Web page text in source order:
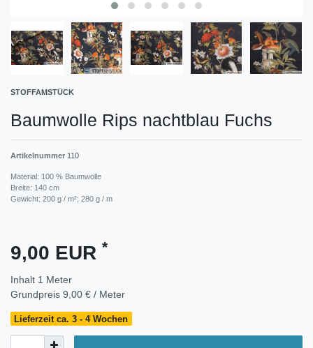
STOFFAMSTÜCK
Baumwolle Rips nachtblau Fuchs
Artikelnummer 110
Material: 100 % Baumwolle
Breite: 140 cm
Gewicht: 200 g / m²; 280 g / m
9,00 EUR *
Inhalt 1 Meter
Grundpreis 9,00 € / Meter
Lieferzeit ca. 3 - 4 Wochen